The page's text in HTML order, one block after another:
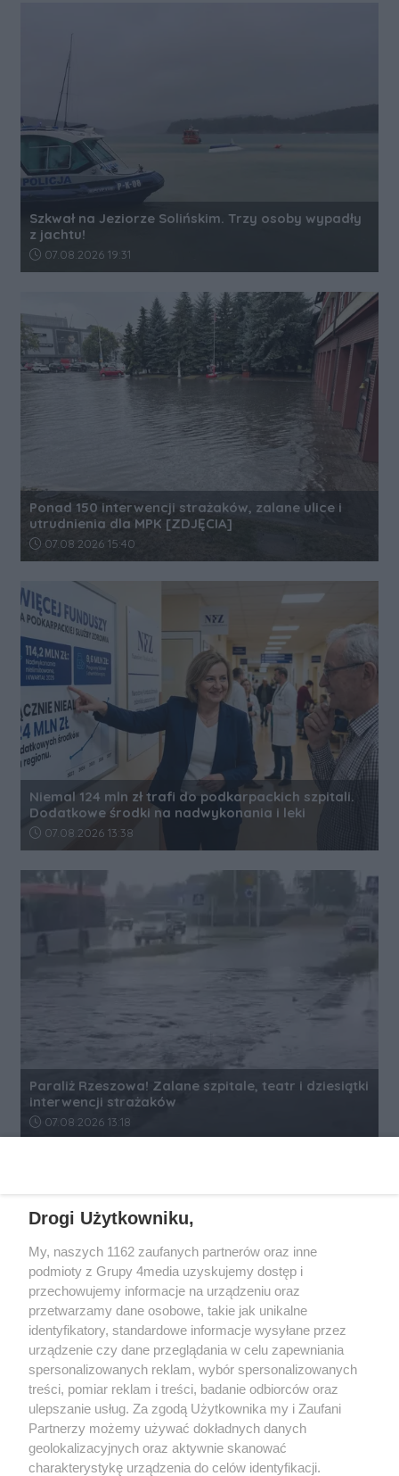
Szkwał na Jeziorze Solińskim. Trzy osoby wypadły
z jachtu!
Data dodania artykułu:
07.08.2026 19:31
Ponad 150 interwencji strażaków, zalane ulice i
utrudnienia dla MPK [ZDJĘCIA]
Data dodania artykułu:
07.08.2026 15:40
Niemal 124 mln zł trafi do podkarpackich szpitali.
Dodatkowe środki na nadwykonania i leki
Data dodania artykułu:
07.08.2026 13:38
Paraliż Rzeszowa! Zalane szpitale, teatr i dziesiątki
interwencji strażaków
Data dodania artykułu:
07.08.2026 13:18
Wydawcąrzeszow-info.pljest:
FUNDACJA MEDIÓW NIEZALEŻNYCH LIBERTAS
ul. Kopernika 10, 35-002 Rzeszów
e-mail:redakcja@rzeszow-info.pl
Drogi Użytkowniku,
My, naszych 1162 zaufanych partnerów oraz inne
podmioty z Grupy 4media uzyskujemy dostęp i
przechowujemy informacje na urządzeniu oraz
przetwarzamy dane osobowe, takie jak unikalne
identyfikatory, standardowe informacje wysyłane przez
urządzenie czy dane przeglądania w celu zapewniania
spersonalizowanych reklam, wybór spersonalizowanych
treści, pomiar reklam i treści, badanie odbiorców oraz
ulepszanie usług. Za zgodą Użytkownika my i Zaufani
Partnerzy możemy używać dokładnych danych
geolokalizacyjnych oraz aktywnie skanować
charakterystykę urządzenia do celów identyfikacji.